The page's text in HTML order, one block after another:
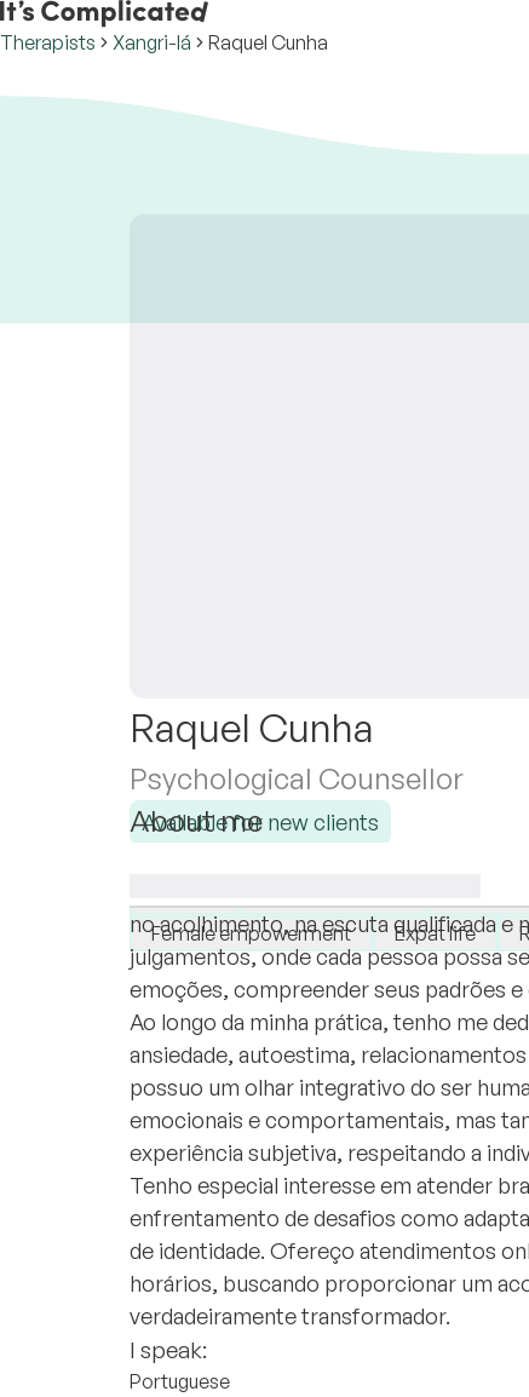
Therapists Xangri-lá Raquel Cunha
Raquel Cunha
Psychological Counsellor
Available for new clients
Female empowerment
Expat life
About me
no acolhimento, na escuta qualificada e
julgamentos, onde cada pessoa possa
emoções, compreender seus padrões
Ao longo da minha prática, tenho me
ansiedade, autoestima,
possuo um olhar integrativo do ser
emocionais e comportamentais, mas
experiência subjetiva, respeitando a
Tenho especial interesse em atender
enfrentamento de desafios como
de identidade. Ofereço atendimentos
horários, buscando proporcionar um
verdadeiramente transformador.
I speak:
Portuguese